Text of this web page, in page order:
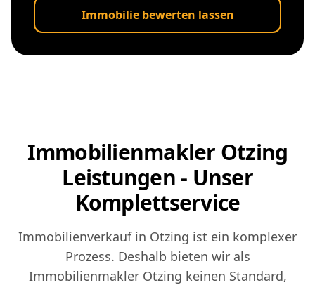
Immobilie bewerten lassen
Immobilienmakler Otzing
Leistungen - Unser
Komplettservice
Immobilienverkauf in Otzing ist ein komplexer
Prozess. Deshalb bieten wir als
Immobilienmakler Otzing keinen Standard,